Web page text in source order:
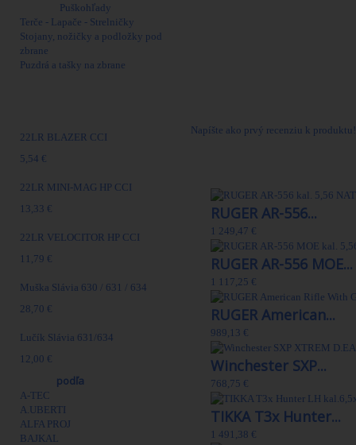
Puškohľady
Terče - Lapače - Strelničky
Stojany, nožičky a podložky pod
zbrane
Puzdrá a tašky na zbrane
22LR BLAZER CCI
5,54 €
22LR MINI-MAG HP CCI
13,33 €
22LR VELOCITOR HP CCI
11,79 €
Muška Slávia 630 / 631 / 634
28,70 €
Lučík Slávia 631/634
12,00 €
podľa
A-TEC
A.UBERTI
ALFA PROJ
BAJKAL
Napíšte ako prvý recenziu k
RUGER AR-556...
1 249,47 €
RUGER AR-556 MOE...
1 117,25 €
RUGER American...
989,13 €
Winchester SXP...
768,75 €
TIKKA T3x Hunter...
1 491,38 €